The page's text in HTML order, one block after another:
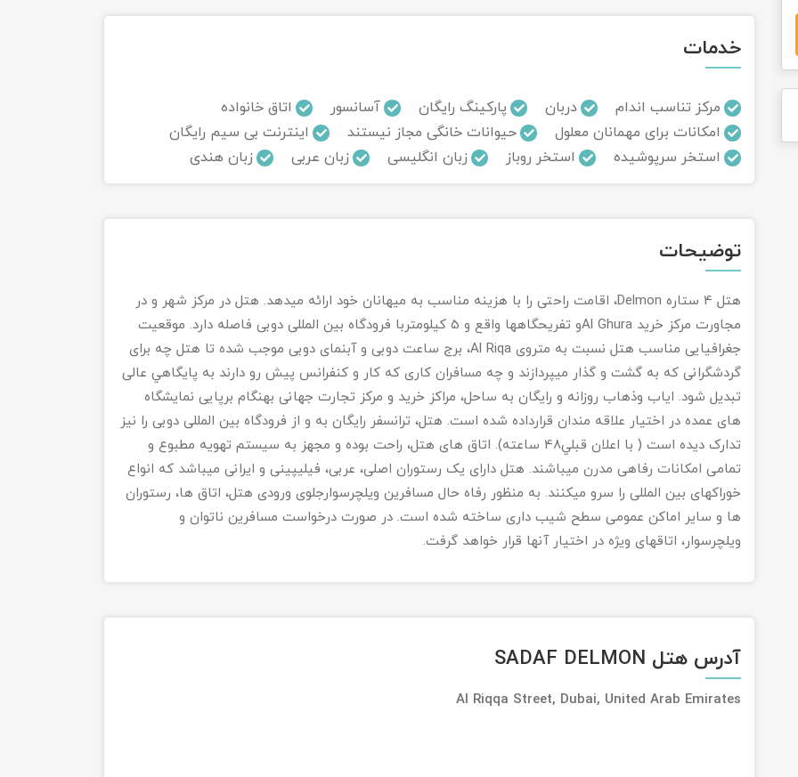
خدمات
مرکز تناسب اندام دربان پارکینگ رایگان آسانسور
اتاق خانواده
امکانات برای مهمانان معلول
حیوانات خانگی مجاز نیستند
اینترنت بی سیم رایگان
استخر سرپوشیده
استخر روباز زبان انگلیسی زبان عربی زبان هندی
توضیحات
هتل 4 ستاره Delmon، اقامت راحتی را با هزینه مناسب به میهانان خود ارائه میدهد. هتل در مرکز شهر و در
مجاورت مرکز خرید Al Ghuraو تفریحگاهها واقع و 5 کیلومتربا فرودگاه بین المللی دوبی فاصله دارد. موقعیت
جغرافیایی مناسب هتل نسبت به متروی Al Riqa، برج ساعت دوبی و آبنمای دوبی موجب شده تا هتل چه برای
گردشگرانی که به گشت و گذار میپردازند و چه مسافران کاری که کار و کنفرانس پیش رو دارند به پایگاهي عالی
تبدیل شود. ایاب وذهاب روزانه و رایگان به ساحل، مراکز خرید و مرکز تجارت جهانی بهنگام برپایی نمایشگاه
های عمده در اختیار علاقه مندان قرارداده شده است. هتل، ترانسفر رایگان به و از فرودگاه بین المللی دوبی را نیز
تدارک دیده است ( با اعلان قبلي48 ساعته). اتاق های هتل، راحت بوده و مجهز به سیستم تهویه مطبوع و
تمامی امکانات رفاهی مدرن میباشند. هتل دارای یک رستوران اصلی، عربی، فیلیپینی و ایرانی میباشد که انواع
خوراکهای بین المللی را سرو میکنند. به منظور رفاه حال مسافرین ویلچرسوارجلوی ورودی هتل، اتاق ها، رستوران
ها و سایر اماکن عمومی سطح شیب داری ساخته شده است. در صورت درخواست مسافرین ناتوان و
ویلچرسوار، اتاقهای ویژه در اختیار آنها قرار خواهد گرفت.
آدرس هتل SADAF DELMON
Al Riqqa Street, Dubai, United Arab Emirates